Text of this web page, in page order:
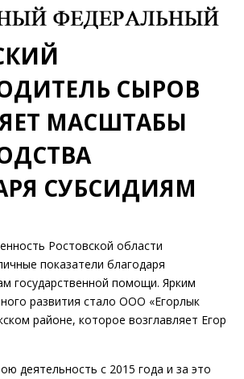
СЫРОВ
МАСШТАБЫ
СУБСИДИЯМ
Ростовской области
показатели благодаря
государственной помощи. Ярким
развития стало ООО «Егорлык
районе, которое возглавляет Егор
деятельность с 2015 года и за это